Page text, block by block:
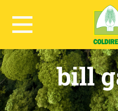
Ricerca avanzata
bill